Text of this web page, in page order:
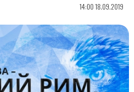
14:00 18.09.2019